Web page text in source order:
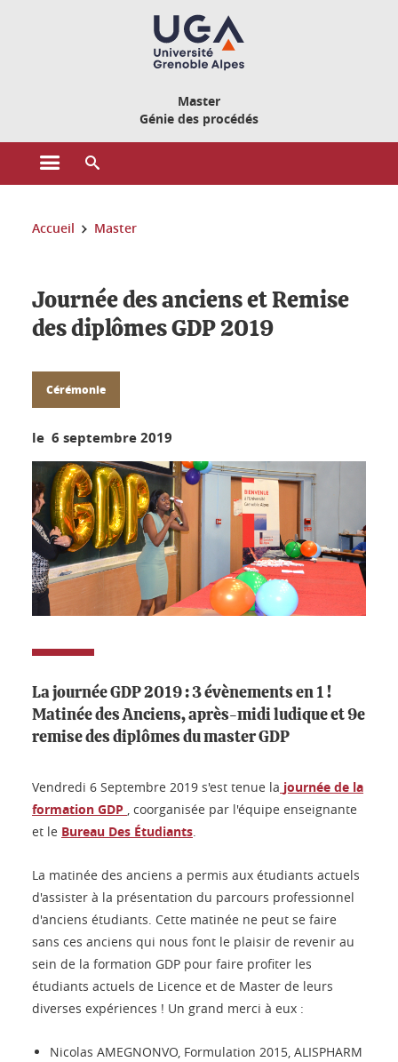
Master
Génie des procédés
Ouvrir le menu principal
Vous êtes ici :
Accueil Master
Journée des anciens et Remise
des diplômes GDP 2019
Cérémonie
le 6 septembre 2019
La journée GDP 2019 : 3 évènements en 1 !
Matinée des Anciens, après-midi ludique et 9e
remise des diplômes du master GDP
Vendredi 6 Septembre 2019 s'est tenue la journée de la
formation GDP , coorganisée par l'équipe enseignante
et le Bureau Des Étudiants.
La matinée des anciens a permis aux étudiants actuels
d'assister à la présentation du parcours professionnel
d'anciens étudiants. Cette matinée ne peut se faire
sans ces anciens qui nous font le plaisir de revenir au
sein de la formation GDP pour faire profiter les
étudiants actuels de Licence et de Master de leurs
diverses expériences ! Un grand merci à eux :
Nicolas AMEGNONVO, Formulation 2015, ALISPHARM